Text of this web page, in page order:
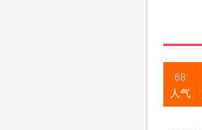
68
人气